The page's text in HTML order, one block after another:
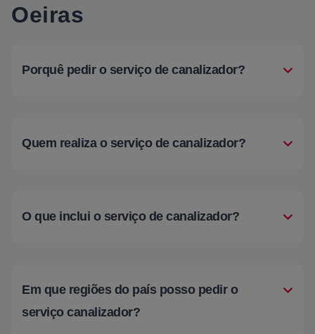
Oeiras
Porquê pedir o serviço de canalizador?
Quem realiza o serviço de canalizador?
O que inclui o serviço de canalizador?
Em que regiões do país posso pedir o
serviço canalizador?